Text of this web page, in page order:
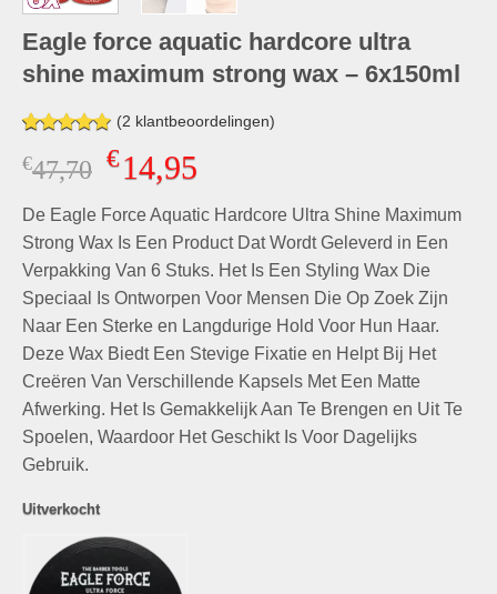
Eagle force aquatic hardcore ultra
shine maximum strong wax – 6x150ml
Gewaardeerd
5.00op 5
gebaseerd
waarderingen
(2 klantbeoordelingen)
€47,70 Oorspronkelijke
was:
€47,70.
€14,95Huidige
is:
€14,95.
De Eagle Force Aquatic Hardcore Ultra Shine Maximum
Strong Wax Is Een Product Dat Wordt Geleverd in Een
Verpakking Van 6 Stuks. Het Is Een Styling Wax Die
Speciaal Is Ontworpen Voor Mensen Die Op Zoek Zijn
Naar Een Sterke en Langdurige Hold Voor Hun Haar.
Deze Wax Biedt Een Stevige Fixatie en Helpt Bij Het
Creëren Van Verschillende Kapsels Met Een Matte
Afwerking. Het Is Gemakkelijk Aan Te Brengen en Uit Te
Spoelen, Waardoor Het Geschikt Is Voor Dagelijks
Gebruik.
Uitverkocht